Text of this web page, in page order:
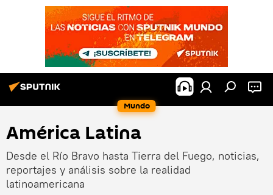
Mundo
América Latina
Desde el Río Bravo hasta Tierra del Fuego, noticias,
reportajes y análisis sobre la realidad
latinoamericana